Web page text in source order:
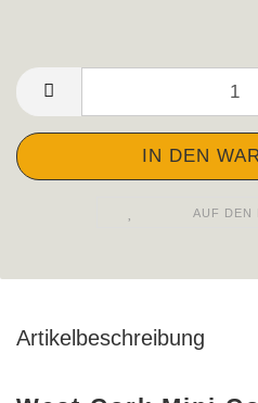
AUF DEN
Artikelbeschreibung